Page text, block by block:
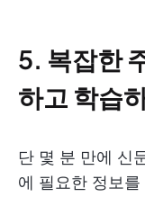
5. 복잡한
하고 학습
단 몇 분 만에 신
에 필요한 정보